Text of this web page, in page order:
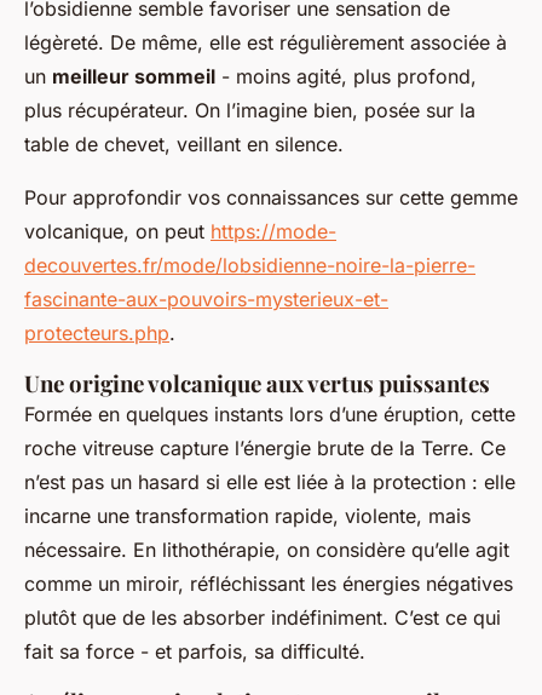
l’obsidienne semble favoriser une sensation de
légèreté. De même, elle est régulièrement associée à
un meilleur sommeil - moins agité, plus profond,
plus récupérateur. On l’imagine bien, posée sur la
table de chevet, veillant en silence.
Pour approfondir vos connaissances sur cette gemme
volcanique, on peut https://mode-
decouvertes.fr/mode/lobsidienne-noire-la-pierre-
fascinante-aux-pouvoirs-mysterieux-et-
protecteurs.php.
Une origine volcanique aux vertus puissantes
Formée en quelques instants lors d’une éruption, cette
roche vitreuse capture l’énergie brute de la Terre. Ce
n’est pas un hasard si elle est liée à la protection : elle
incarne une transformation rapide, violente, mais
nécessaire. En lithothérapie, on considère qu’elle agit
comme un miroir, réfléchissant les énergies négatives
plutôt que de les absorber indéfiniment. C’est ce qui
fait sa force - et parfois, sa difficulté.